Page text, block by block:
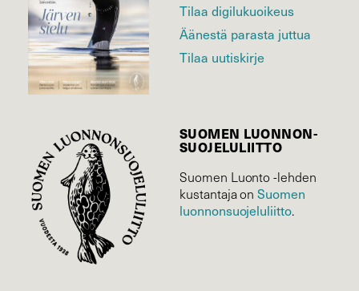
Tilaa digilukuoikeus
Äänestä parasta juttua
Tilaa uutiskirje
SUOMEN LUONNON­
SUOJELU­LIITTO
Suomen Luonto -lehden
kustantaja onSuomen
luonnonsuojelu­liitto.